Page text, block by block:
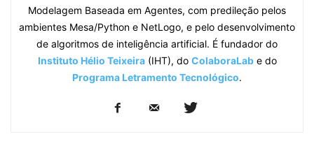
Modelagem Baseada em Agentes, com predileção pelos
ambientes Mesa/Python e NetLogo, e pelo desenvolvimento
de algoritmos de inteligência artificial. É fundador do
Instituto Hélio Teixeira(IHT), do ColaboraLabe do
Programa Letramento Tecnológico.